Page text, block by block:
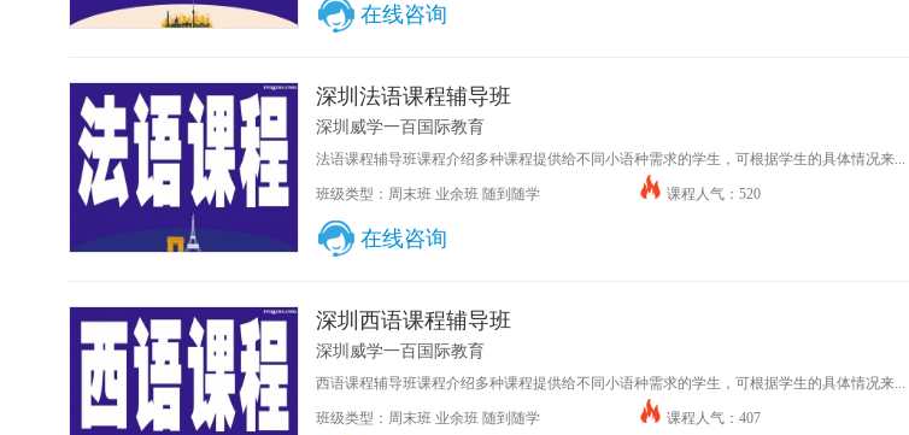
在线咨询
深圳法语课程辅导班
深圳威学一百国际教育
法语课程辅导班课程介绍多种课程提供给不同小语种需求的学生，可根据学生的具体情况来...
班级类型：周末班 业余班 随到随学 课程人气：520
在线咨询
深圳西语课程辅导班
深圳威学一百国际教育
西语课程辅导班课程介绍多种课程提供给不同小语种需求的学生，可根据学生的具体情况来...
班级类型：周末班 业余班 随到随学 课程人气：407